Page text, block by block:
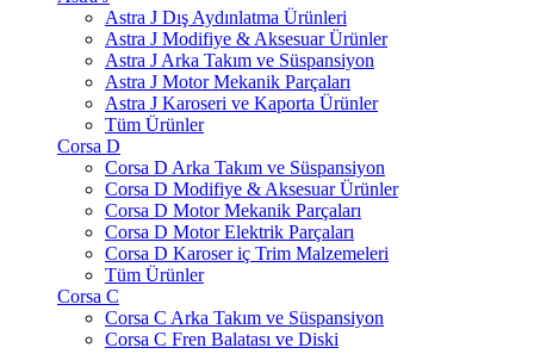
Astra J Dış Aydınlatma Ürünleri
Astra J Modifiye & Aksesuar Ürünler
Astra J Arka Takım ve Süspansiyon
Astra J Motor Mekanik Parçaları
Astra J Karoseri ve Kaporta Ürünler
Tüm Ürünler
Corsa D
Corsa D Arka Takım ve Süspansiyon
Corsa D Modifiye & Aksesuar Ürünler
Corsa D Motor Mekanik Parçaları
Corsa D Motor Elektrik Parçaları
Corsa D Karoser iç Trim Malzemeleri
Tüm Ürünler
Corsa C
Corsa C Arka Takım ve Süspansiyon
Corsa C Fren Balatası ve Diski